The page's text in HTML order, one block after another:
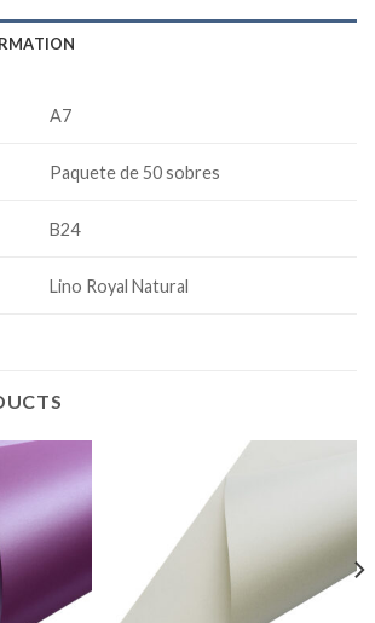
A7
Paquete de 50 sobres
B24
Lino Royal Natural